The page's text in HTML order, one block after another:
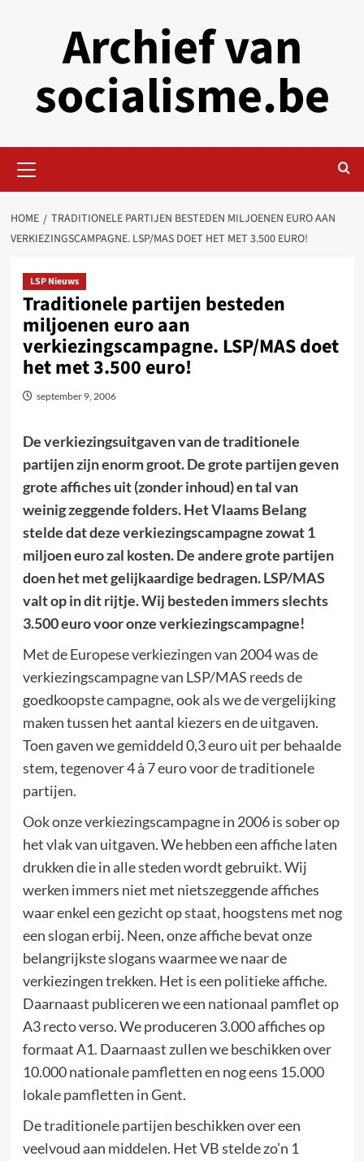
Archief van
socialisme.be
Menu
HOME
TRADITIONELE PARTIJEN BESTEDEN MILJOENEN EURO AAN
VERKIEZINGSCAMPAGNE. LSP/MAS DOET HET MET 3.500 EURO!
LSP Nieuws
Traditionele partijen besteden
miljoenen euro aan
verkiezingscampagne. LSP/MAS doet
het met 3.500 euro!
september 9, 2006
De verkiezingsuitgaven van de traditionele
partijen zijn enorm groot. De grote partijen geven
grote affiches uit (zonder inhoud) en tal van
weinig zeggende folders. Het Vlaams Belang
stelde dat deze verkiezingscampagne zowat 1
miljoen euro zal kosten. De andere grote partijen
doen het met gelijkaardige bedragen. LSP/MAS
valt op in dit rijtje. Wij besteden immers slechts
3.500 euro voor onze verkiezingscampagne!
Met de Europese verkiezingen van 2004 was de
verkiezingscampagne van LSP/MAS reeds de
goedkoopste campagne, ook als we de vergelijking
maken tussen het aantal kiezers en de uitgaven.
Toen gaven we gemiddeld 0,3 euro uit per behaalde
stem, tegenover 4 à 7 euro voor de traditionele
partijen.
Ook onze verkiezingscampagne in 2006 is sober op
het vlak van uitgaven. We hebben een affiche laten
drukken die in alle steden wordt gebruikt. Wij
werken immers niet met nietszeggende affiches
waar enkel een gezicht op staat, hoogstens met nog
een slogan erbij. Neen, onze affiche bevat onze
belangrijkste slogans waarmee we naar de
verkiezingen trekken. Het is een politieke affiche.
Daarnaast publiceren we een nationaal pamflet op
A3 recto verso. We produceren 3.000 affiches op
formaat A1. Daarnaast zullen we beschikken over
10.000 nationale pamfletten en nog eens 15.000
lokale pamfletten in Gent.
De traditionele partijen beschikken over een
veelvoud aan middelen. Het VB stelde zo’n 1